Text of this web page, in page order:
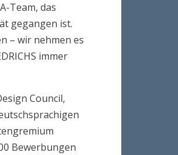
Team, das
gegangen ist.
– wir nehmen es
immer
Council,
Bewerbungen